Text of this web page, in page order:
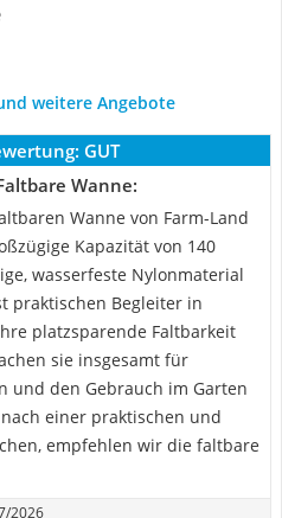
weitere Angebote
GUT
Wanne:
Wanne von Farm-Land
Kapazität von 140
wasserfeste Nylonmaterial
praktischen Begleiter in
platzsparende Faltbarkeit
sie insgesamt für
und den Gebrauch im Garten
einer praktischen und
empfehlen wir die faltbare
2026